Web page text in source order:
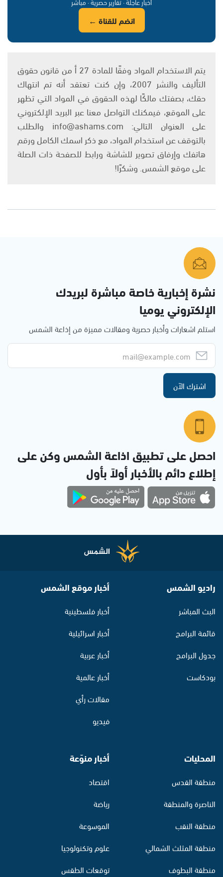
انضم للقناة ←
يتم الاستخدام المواد وفقًا للمادة 27 أ من قانون حقوق
التأليف والنشر 2007، وإن كنت تعتقد أنه تم انتهاك
حقك، بصفتك مالكًا لهذه الحقوق في المواد التي تظهر
على الموقع، فيمكنك التواصل معنا عبر البريد الإلكتروني
على العنوان التالي: info@ashams.com والطلب
بالتوقف عن استخدام المواد، مع ذكر اسمك الكامل ورقم
هاتفك وإرفاق تصوير للشاشة ورابط للصفحة ذات الصلة
على موقع الشمس. وشكرًا!
نشرة إخبارية خاصة مباشرة لبريدك
الإلكتروني يوميا
استلم اشعارات وأخبار حصرية ومقالات مميزة من إذاعة الشمس
اشترك الآن
احصل على تطبيق اذاعة الشمس وكن على
إطلاع دائم بالأخبار أولاً بأول
راديو الشمس
البث المباشر
قائمة البرامج
جدول البرامج
بودكاست
أخبار موقع الشمس
أخبار فلسطينية
أخبار اسرائيلية
أخبار عربية
أخبار عالمية
مقالات رأي
فيديو
المحليات
منطقة القدس
الناصرة والمنطقة
منطقة النقب
منطقة المثلث الشمالي
منطقة البطوف
أخبار منوّعة
اقتصاد
رياضة
الموسوعة
علوم وتكنولوجيا
توقعات الطقس